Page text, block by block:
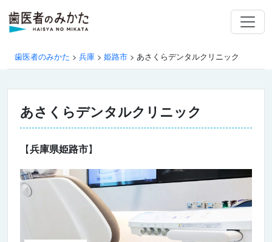
歯医者のみかた > 兵庫 > 姫路市 > あさくらデンタルクリニック
あさくらデンタルクリニック
【兵庫県姫路市】